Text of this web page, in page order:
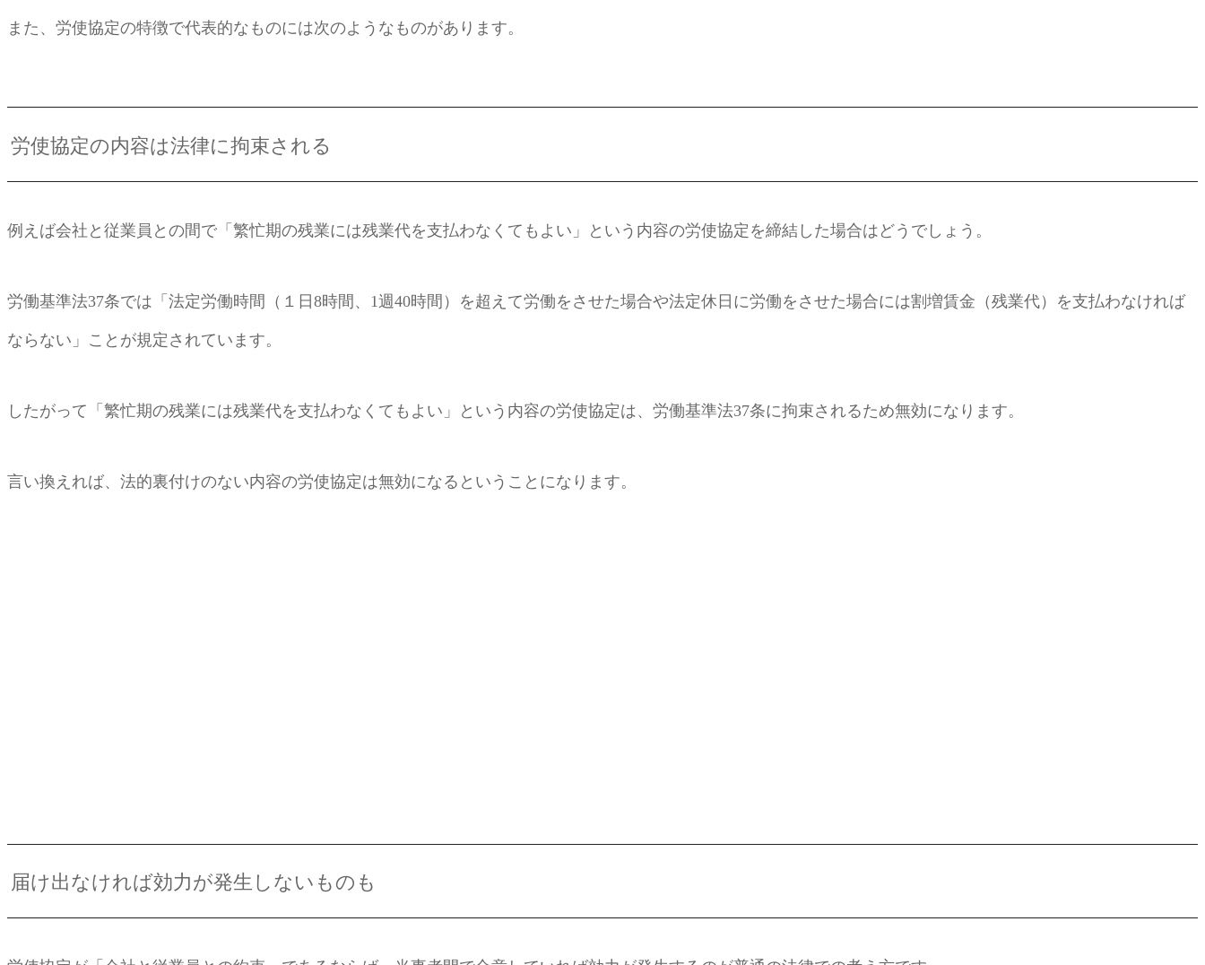
また、労使協定の特徴で代表的なものには次のようなものがあります。
労使協定の内容は法律に拘束される
例えば会社と従業員との間で「繁忙期の残業には残業代を支払わなくてもよい」という内容の労使協定を締結した場合はどうでしょう。
労働基準法37条では「法定労働時間（１日8時間、1週40時間）を超えて労働をさせた場合や法定休日に労働をさせた場合には割増賃金（残業代）を支払わなければ
ならない」ことが規定されています。
したがって「繁忙期の残業には残業代を支払わなくてもよい」という内容の労使協定は、労働基準法37条に拘束されるため無効になります。
言い換えれば、法的裏付けのない内容の労使協定は無効になるということになります。
届け出なければ効力が発生しないものも